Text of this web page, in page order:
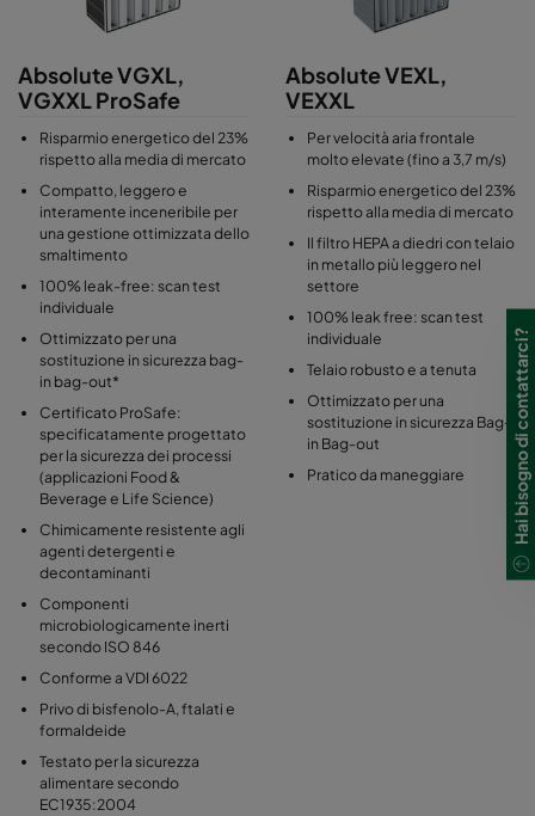
questo garantisce una spaziatura uniforme delle pieghe e
permette di formare un rigido pacco filtrante auto supportato. Il
poliuretanica in un unico pezzo applicato alla flangia per
eliminare il rischio di bypass dell’aria.
La famiglia Absolute V include Absolute VG e Absolute VE.
Absolute VE presenta un telaio in lamiera zincata che forma un
involucro robusto e resistente. Absolute VG è realizzato in
plastica leggera ed è completamente inceneribile al momento
dello smaltimento.
Ogni filtro in classe Absolute V è testato individualmente e
certificato secondo EN 1822 con un protocollo di scansione
separato e con numero seriale riportato anche sull'etichetta del
prodotto.
Absolute VGXL,
VGXXL ProSafe
Risparmio energetico del 23%
rispetto alla media di mercato
Compatto, leggero e
interamente inceneribile per
una gestione ottimizzata dello
smaltimento
100% leak-free: scan test
individuale
Ottimizzato per una
sostituzione in sicurezza bag-
in bag-out*
Certificato ProSafe:
specificatamente progettato
per la sicurezza dei processi
(applicazioni Food &
Beverage e Life Science)
Chimicamente resistente agli
agenti detergenti e
decontaminanti
Componenti
microbiologicamente inerti
secondo ISO 846
Conforme a VDI 6022
Privo di bisfenolo-A, ftalati e
formaldeide
Testato per la sicurezza
alimentare secondo
EC1935:2004
Absolute VEXL,
VEXXL
Per velocità aria frontale
molto elevate (fino a 3,7 m/s)
Risparmio energetico del 23%
rispetto alla media di mercato
Il filtro HEPA a diedri con telaio
in metallo più leggero nel
settore
100% leak free: scan test
individuale
Telaio robusto e a tenuta
Ottimizzato per una
sostituzione in sicurezza Bag-
in Bag-out
Pratico da maneggiare
Hai bisogno di contattarci?